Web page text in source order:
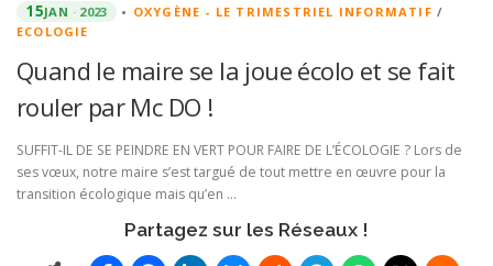
15JAN 2023 • OXYGÈNE - LE TRIMESTRIEL INFORMATIF /
ECOLOGIE
Quand le maire se la joue écolo et se fait
rouler par Mc DO !
SUFFIT-IL DE SE PEINDRE EN VERT POUR FAIRE DE L’ÉCOLOGIE ? Lors de
ses vœux, notre maire s’est targué de tout mettre en œuvre pour la
transition écologique mais qu’en …
Partagez sur les Réseaux !